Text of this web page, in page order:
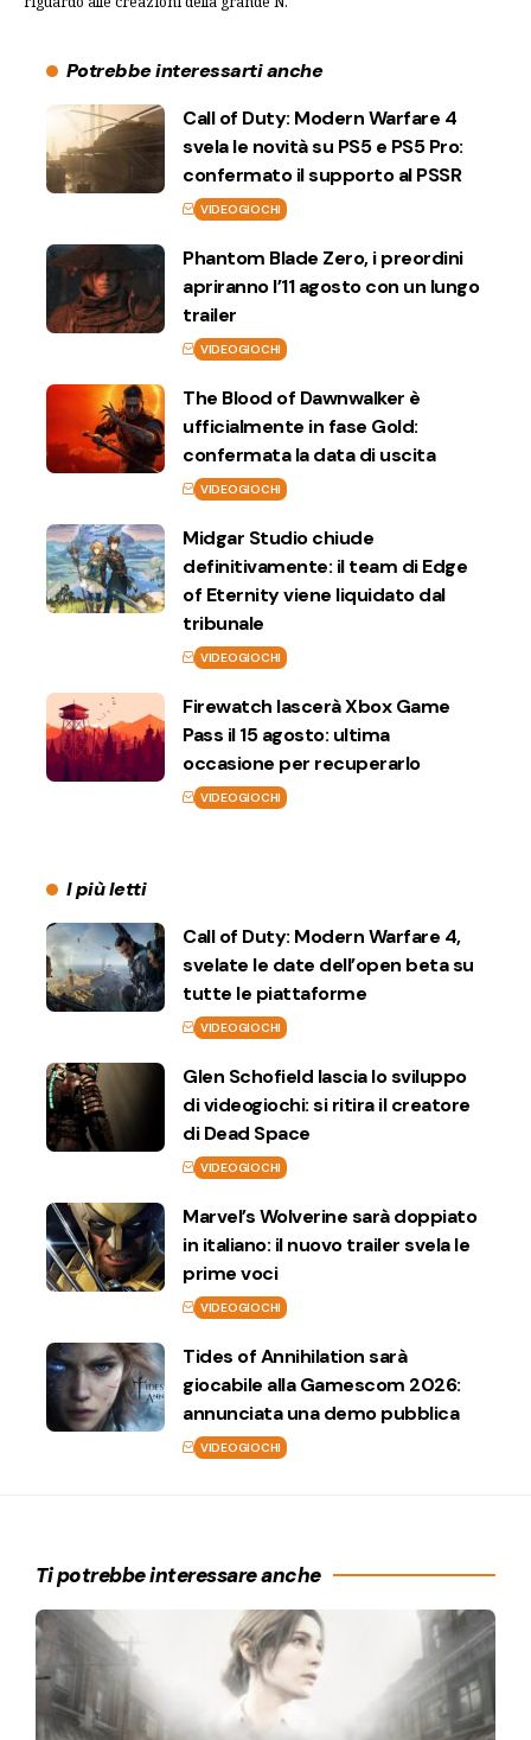
Potrebbe interessarti anche
Call of Duty: Modern Warfare 4
svela le novità su PS5 e PS5 Pro:
confermato il supporto al PSSR
VIDEOGIOCHI
Phantom Blade Zero, i preordini
apriranno l’11 agosto con un lungo
trailer
VIDEOGIOCHI
The Blood of Dawnwalker è
ufficialmente in fase Gold:
confermata la data di uscita
VIDEOGIOCHI
Midgar Studio chiude
definitivamente: il team di Edge
of Eternity viene liquidato dal
tribunale
VIDEOGIOCHI
Firewatch lascerà Xbox Game
Pass il 15 agosto: ultima
occasione per recuperarlo
VIDEOGIOCHI
I più letti
Call of Duty: Modern Warfare 4,
svelate le date dell’open beta su
tutte le piattaforme
VIDEOGIOCHI
Glen Schofield lascia lo sviluppo
di videogiochi: si ritira il creatore
di Dead Space
VIDEOGIOCHI
Marvel’s Wolverine sarà doppiato
in italiano: il nuovo trailer svela le
prime voci
VIDEOGIOCHI
Tides of Annihilation sarà
giocabile alla Gamescom 2026:
annunciata una demo pubblica
VIDEOGIOCHI
Ti potrebbe interessare anche